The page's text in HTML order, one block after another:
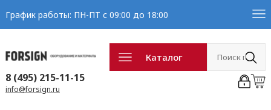
График работы: ПН-ПТ с 09:00 до 18:00
Каталог
8 (495) 215-11-15
info@forsign.ru